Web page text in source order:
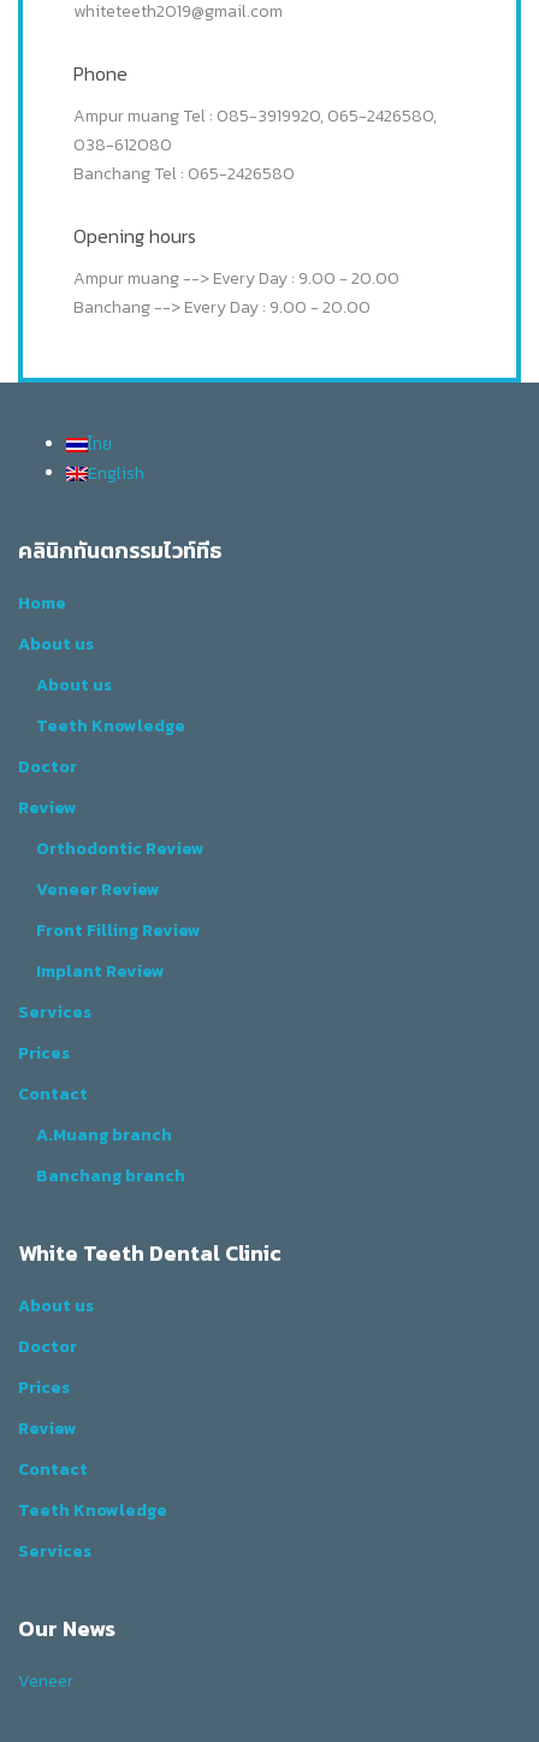
whiteteeth2019@gmail.com
Phone
Ampur muang Tel : 085-3919920, 065-2426580,
038-612080
Banchang Tel : 065-2426580
Opening hours
Ampur muang --> Every Day : 9.00 - 20.00
Banchang --> Every Day : 9.00 - 20.00
ไทย
English
คลินิกทันตกรรมไวท์ทีธ
Home
About us
About us
Teeth Knowledge
Doctor
Review
Orthodontic Review
Veneer Review
Front Filling Review
Implant Review
Services
Prices
Contact
A.Muang branch
Banchang branch
White Teeth Dental Clinic
About us
Doctor
Prices
Review
Contact
Teeth Knowledge
Services
Our News
Veneer